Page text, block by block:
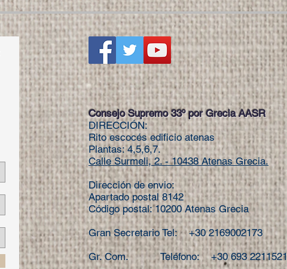
Consejo Supremo 33º por Grecia AASR
DIRECCIÓN:
Rito escocés edificio atenas
Plantas: 4,5,6,7.
Calle Surmeli, 2.- 10438 Atenas Grecia.
Dirección de envio:
Apartado postal 8142
Código postal: 10200 Atenas Grecia
Gran Secretario Tel: +30 2169002173
Gr. Com. Teléfono: +30 693 2211521